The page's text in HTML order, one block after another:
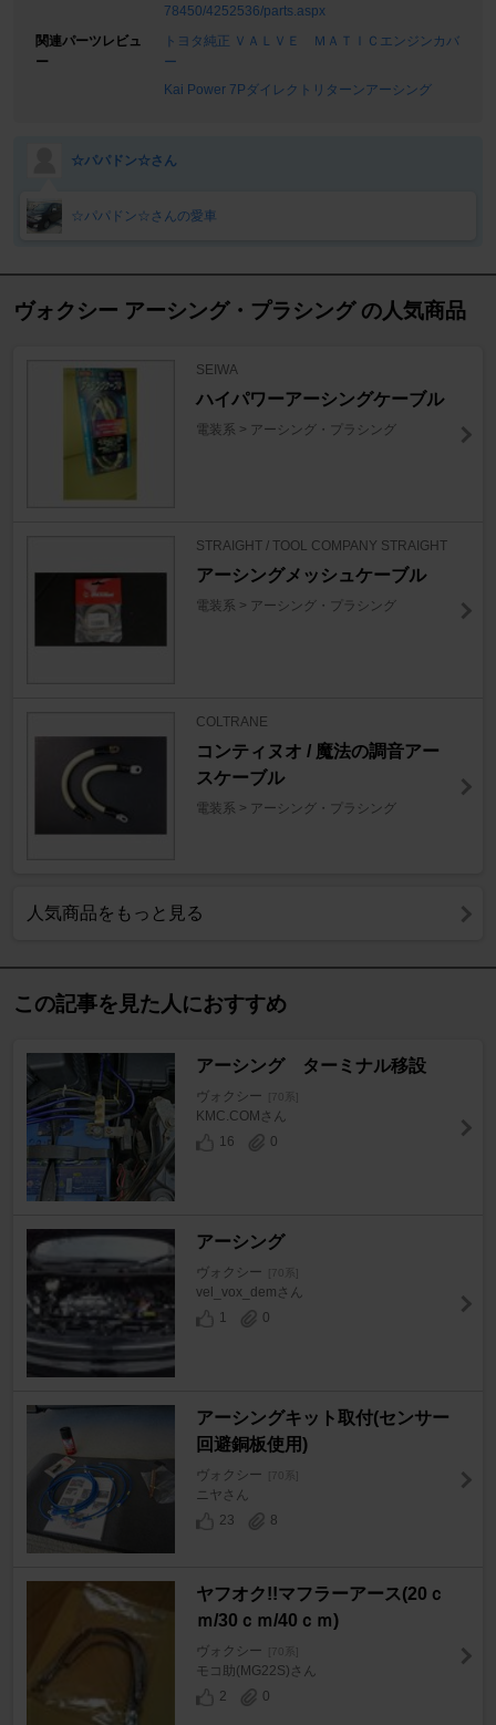
78450/4252536/parts.aspx
関連パーツレビュ
ー
トヨタ純正 ＶＡＬＶＥ ＭＡＴＩＣエンジンカバ
ー
Kai Power 7Pダイレクトリターンアーシング
☆パパドン☆さん
☆パパドン☆さんの愛車
ヴォクシー アーシング・プラシング の人気商品
SEIWA
ハイパワーアーシングケーブル
電装系 > アーシング・プラシング
STRAIGHT / TOOL COMPANY STRAIGHT
アーシングメッシュケーブル
電装系 > アーシング・プラシング
COLTRANE
コンティヌオ / 魔法の調音アー
スケーブル
電装系 > アーシング・プラシング
人気商品をもっと見る
この記事を見た人におすすめ
アーシング ターミナル移設
ヴォクシー [70系]
KMC.COMさん
16
0
アーシング
ヴォクシー [70系]
vel_vox_demさん
1
0
アーシングキット取付(センサー
回避銅板使用)
ヴォクシー [70系]
ニヤさん
23
8
ヤフオク!!マフラーアース(20ｃ
ｍ/30ｃｍ/40ｃｍ)
ヴォクシー [70系]
モコ助(MG22S)さん
2
0